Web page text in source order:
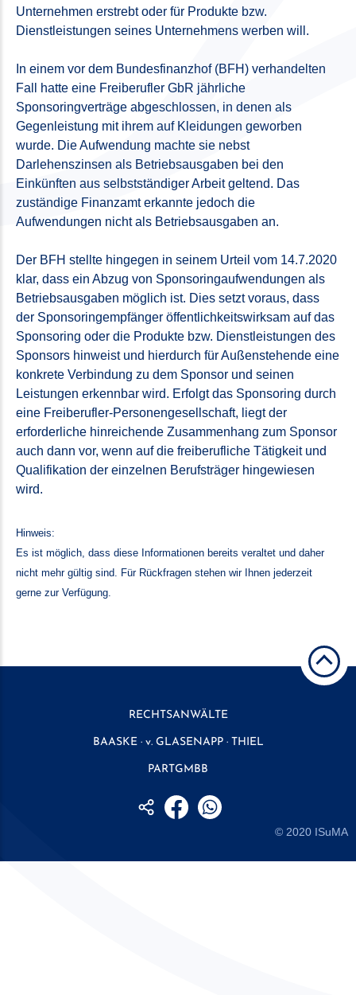
Unternehmen erstrebt oder für Produkte bzw.
Dienstleistungen seines Unternehmens werben will.
In einem vor dem Bundesfinanzhof (BFH) verhandelten
Fall hatte eine Freiberufler GbR jährliche
Sponsoringverträge abgeschlossen, in denen als
Gegenleistung mit ihrem auf Kleidungen geworben
wurde. Die Aufwendung machte sie nebst
Darlehenszinsen als Betriebsausgaben bei den
Einkünften aus selbstständiger Arbeit geltend. Das
zuständige Finanzamt erkannte jedoch die
Aufwendungen nicht als Betriebsausgaben an.
Der BFH stellte hingegen in seinem Urteil vom 14.7.2020
klar, dass ein Abzug von Sponsoringaufwendungen als
Betriebsausgaben möglich ist. Dies setzt voraus, dass
der Sponsoringempfänger öffentlichkeitswirksam auf das
Sponsoring oder die Produkte bzw. Dienstleistungen des
Sponsors hinweist und hierdurch für Außenstehende eine
konkrete Verbindung zu dem Sponsor und seinen
Leistungen erkennbar wird. Erfolgt das Sponsoring durch
eine Freiberufler-Personengesellschaft, liegt der
erforderliche hinreichende Zusammenhang zum Sponsor
auch dann vor, wenn auf die freiberufliche Tätigkeit und
Qualifikation der einzelnen Berufsträger hingewiesen
wird.
Hinweis:
Es ist möglich, dass diese Informationen bereits veraltet und daher
nicht mehr gültig sind. Für Rückfragen stehen wir Ihnen jederzeit
gerne zur Verfügung.
RECHTSANWÄLTE
BAASKE · v. GLASENAPP · THIEL
PARTGMBB
© 2020 ISuMA